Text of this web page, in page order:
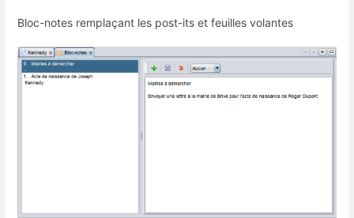
Bloc-notes remplaçant les post-its et feuilles volantes